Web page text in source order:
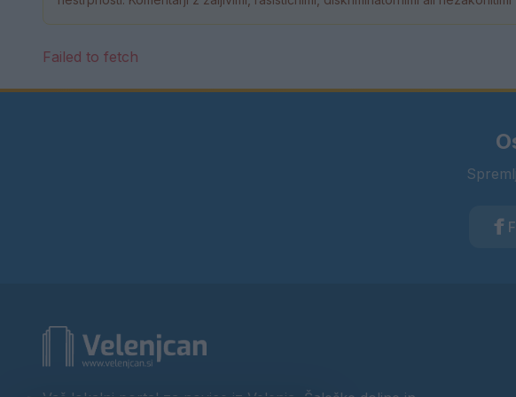
Failed to fetch